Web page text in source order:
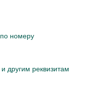
номеру
реквизитам